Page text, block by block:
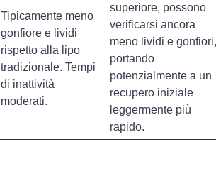
Tipicamente meno
gonfiore e lividi
rispetto alla lipo
tradizionale. Tempi
di inattività
moderati.
superiore, possono
verificarsi ancora
meno lividi e
portando
potenzialmente a un
recupero iniziale
leggermente più
rapido.